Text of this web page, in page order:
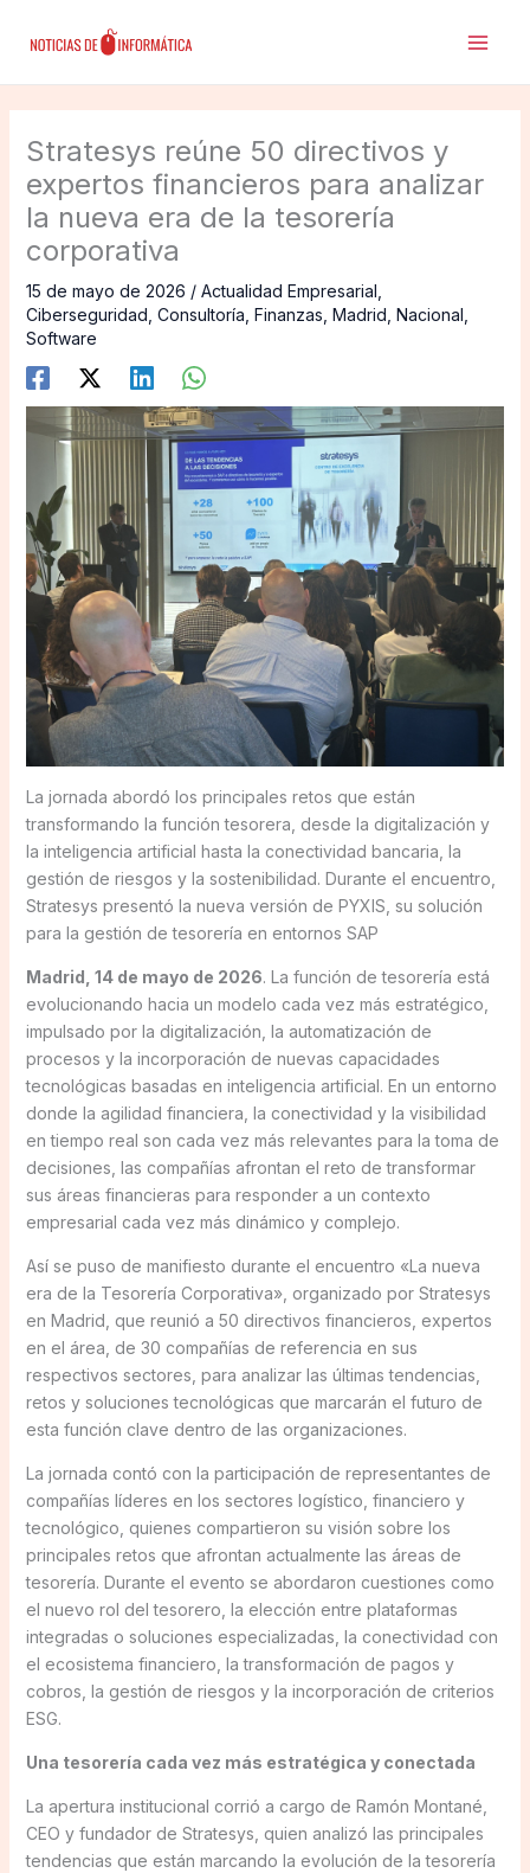
Stratesys reúne 50 directivos y
expertos financieros para analizar
la nueva era de la tesorería
corporativa
15 de mayo de 2026 / Actualidad Empresarial
Ciberseguridad Consultoría Finanzas Madrid Nacional
Software
La jornada abordó los principales retos que están
transformando la función tesorera, desde la digitalización y
la inteligencia artificial hasta la conectividad bancaria, la
gestión de riesgos y la sostenibilidad. Durante el encuentro,
Stratesys presentó la nueva versión de PYXIS, su solución
para la gestión de tesorería en entornos SAP
Madrid, 14 de mayo de 2026. La función de tesorería está
evolucionando hacia un modelo cada vez más estratégico,
impulsado por la digitalización, la automatización de
procesos y la incorporación de nuevas capacidades
tecnológicas basadas en inteligencia artificial. En un entorno
donde la agilidad financiera, la conectividad y la visibilidad
en tiempo real son cada vez más relevantes para la toma de
decisiones, las compañías afrontan el reto de transformar
sus áreas financieras para responder a un contexto
empresarial cada vez más dinámico y complejo.
Así se puso de manifiesto durante el encuentro «La nueva
era de la Tesorería Corporativa», organizado por Stratesys
en Madrid, que reunió a 50 directivos financieros, expertos
en el área, de 30 compañías de referencia en sus
respectivos sectores, para analizar las últimas tendencias,
retos y soluciones tecnológicas que marcarán el futuro de
esta función clave dentro de las organizaciones.
La jornada contó con la participación de representantes de
compañías líderes en los sectores logístico, financiero y
tecnológico, quienes compartieron su visión sobre los
principales retos que afrontan actualmente las áreas de
tesorería. Durante el evento se abordaron cuestiones como
el nuevo rol del tesorero, la elección entre plataformas
integradas o soluciones especializadas, la conectividad con
el ecosistema financiero, la transformación de pagos y
cobros, la gestión de riesgos y la incorporación de criterios
ESG.
Una tesorería cada vez más estratégica y conectada
La apertura institucional corrió a cargo de Ramón Montané,
CEO y fundador de Stratesys, quien analizó las principales
tendencias que están marcando la evolución de la tesorería